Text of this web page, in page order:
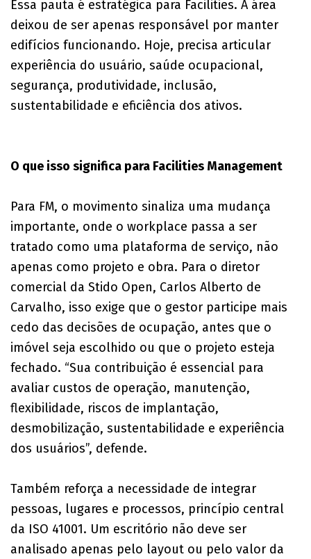
Essa pauta é estratégica para Facilities. A área
deixou de ser apenas responsável por manter
edifícios funcionando. Hoje, precisa articular
experiência do usuário, saúde ocupacional,
segurança, produtividade, inclusão,
sustentabilidade e eficiência dos ativos.
O que isso significa para Facilities Management
Para FM, o movimento sinaliza uma mudança
importante, onde o workplace passa a ser
tratado como uma plataforma de serviço, não
apenas como projeto e obra. Para o diretor
comercial da Stido Open, Carlos Alberto de
Carvalho, isso exige que o gestor participe mais
cedo das decisões de ocupação, antes que o
imóvel seja escolhido ou que o projeto esteja
fechado. “Sua contribuição é essencial para
avaliar custos de operação, manutenção,
flexibilidade, riscos de implantação,
desmobilização, sustentabilidade e experiência
dos usuários”, defende.
Também reforça a necessidade de integrar
pessoas, lugares e processos, princípio central
da ISO 41001. Um escritório não deve ser
analisado apenas pelo layout ou pelo valor da